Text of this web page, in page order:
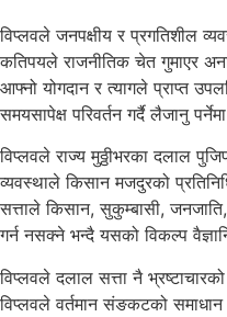
विप्लवले जनपक्षीय र प्रगतिशील
कतिपयले राजनीतिक चेत गुमाएर
आफ्नो योगदान र त्यागले प्राप्त
समयसापेक्ष परिवर्तन गर्दै लैजानु
विप्लवले राज्य मुठ्ठीभरका दलाल
व्यवस्थाले किसान मजदुरको
सत्ताले किसान, सुकुम्बासी, जनजाति,
गर्न नसक्ने भन्दै यसको विकल्प
विप्लवले दलाल सत्ता नै
विप्लवले वर्तमान संङकटको